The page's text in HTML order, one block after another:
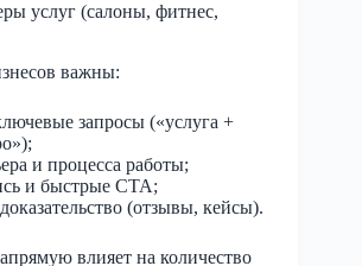
услуг (салоны, фитнес,
важны:
запросы («услуга +
и процесса работы;
и быстрые CTA;
(отзывы, кейсы).
влияет на количество